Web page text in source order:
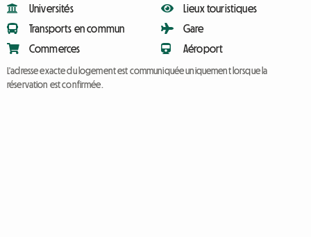
Universités
Transports en commun
Commerces
Lieux touristiques
Gare
Aéroport
L'adresse exacte du logement est communiquée uniquement lorsque la
réservation est confirmée.